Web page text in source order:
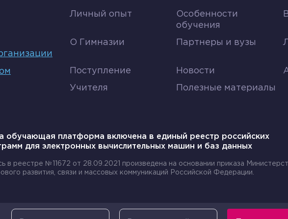
в верхней его части;
состоящий из оправы и нескольких увеличительных стёкол;
зажимов, закрепляют на предметном столике.
Личный опыт
Особенности
обучения
О Гимназии Партнеры и вузы
Поступление Новости
Учителя Полезные материалы
обучающая платформа включена в единый реестр российских
для электронных вычислительных машин и баз данных
в реестре №11672 от 28.09.2021 произведена на основании приказа
развития, связи и массовых коммуникаций Российской Федерации.